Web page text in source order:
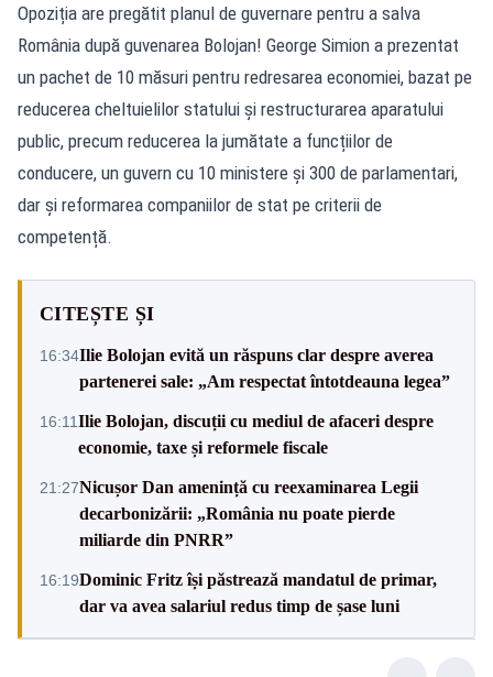
Opoziția are pregătit planul de guvernare pentru a salva
România după guvenarea Bolojan! George Simion a prezentat
un pachet de 10 măsuri pentru redresarea economiei, bazat pe
reducerea cheltuielilor statului și restructurarea aparatului
public, precum reducerea la jumătate a funcțiilor de
conducere, un guvern cu 10 ministere și 300 de parlamentari,
dar și reformarea companiilor de stat pe criterii de
competență.
CITEȘTE ȘI
16:34Ilie Bolojan evită un răspuns clar despre averea
partenerei sale: „Am respectat întotdeauna legea”
16:11Ilie Bolojan, discuții cu mediul de afaceri despre
economie, taxe și reformele fiscale
21:27Nicușor Dan amenință cu reexaminarea Legii
decarbonizării: „România nu poate pierde
miliarde din PNRR”
16:19Dominic Fritz își păstrează mandatul de primar,
dar va avea salariul redus timp de șase luni